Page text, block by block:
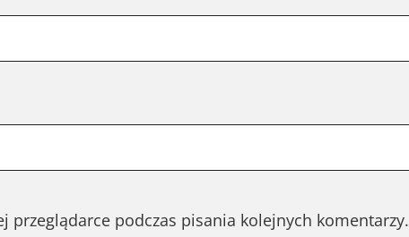
przeglądarce podczas pisania kolejnych komentarzy.